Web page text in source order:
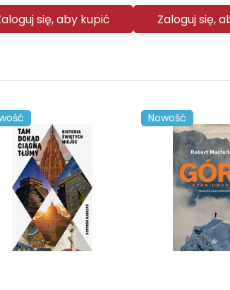
się, aby kupić Zaloguj się,
Nowość